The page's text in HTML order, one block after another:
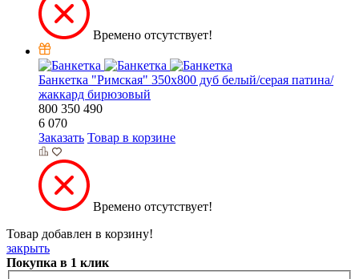
Времено отсутствует!
Банкетка "Римская" 350х800 дуб белый/серая патина/
жаккард бирюзовый
800 350 490
6 070
Заказать Товар в корзине
Времено отсутствует!
Товар добавлен в корзину!
закрыть
Покупка в 1 клик